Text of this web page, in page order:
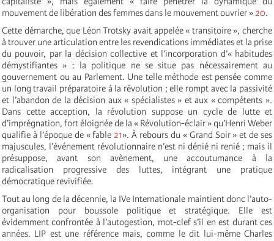
mouvement de libération des femmes dans le mouvement ouvrier »20.
Cette démarche, que Léon Trotsky avait appelée « transitoire », cherche
à trouver une articulation entre les revendications immédiates et la prise
du pouvoir, par la décision collective et l’incorporation d’« habitudes
démystifiantes » : la politique ne se situe pas nécessairement au
gouvernement ou au Parlement. Une telle méthode est pensée comme
un long travail préparatoire à la révolution ; elle rompt avec la passivité
et l’abandon de la décision aux « spécialistes » et aux « compétents ».
Dans cette acception, la révolution suppose un cycle de lutte et
d’imprégnation, fort éloignée de la « Révolution-éclair » qu’Henri Weber
qualifie à l’époque de « fable21». À rebours du « Grand Soir » et de ses
majuscules, l’événement révolutionnaire n’est ni dénié ni renié ; mais il
présuppose, avant son avènement, une accoutumance à la
radicalisation progressive des luttes, intégrant une pratique
démocratique revivifiée.
Tout au long de la décennie, la IVe Internationale maintient donc l’auto-
organisation pour boussole politique et stratégique. Elle est
évidemment confrontée à l’autogestion, mot-clef s’il en est durant ces
années. LIP est une référence mais, comme le dit lui-même Charles